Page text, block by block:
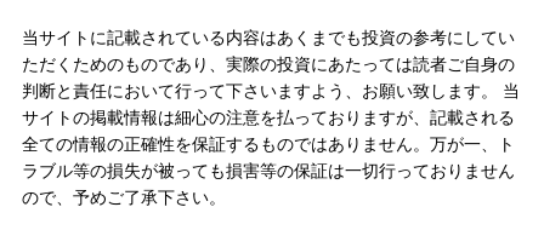
当サイトに記載されている内容はあくまでも投資の参考にしてい
ただくためのものであり、実際の投資にあたっては読者ご自身の
判断と責任において行って下さいますよう、お願い致します。 当
サイトの掲載情報は細心の注意を払っておりますが、記載される
全ての情報の正確性を保証するものではありません。万が一、ト
ラブル等の損失が被っても損害等の保証は一切行っておりません
ので、予めご了承下さい。